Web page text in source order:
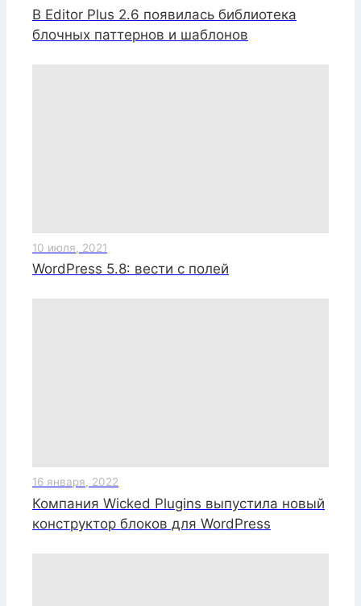
В Editor Plus 2.6 появилась библиотека
блочных паттернов и шаблонов
10 июля, 2021
WordPress 5.8: вести с полей
16 января, 2022
Компания Wicked Plugins выпустила новый
конструктор блоков для WordPress